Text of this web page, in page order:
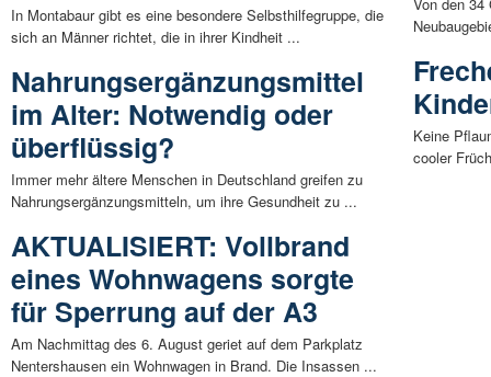
In Montabaur gibt es eine besondere Selbsthilfegruppe, die
sich an Männer richtet, die in ihrer Kindheit ...
Nahrungsergänzungsmittel
im Alter: Notwendig oder
überflüssig?
Immer mehr ältere Menschen in Deutschland greifen zu
Nahrungsergänzungsmitteln, um ihre Gesundheit zu ...
AKTUALISIERT: Vollbrand
eines Wohnwagens sorgte
für Sperrung auf der A3
Am Nachmittag des 6. August geriet auf dem Parkplatz
Nentershausen ein Wohnwagen in Brand. Die Insassen ...
Keine
cooler